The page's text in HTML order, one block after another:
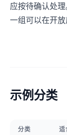
应按待确认处
一组可以在开放
示例分类
分类 适